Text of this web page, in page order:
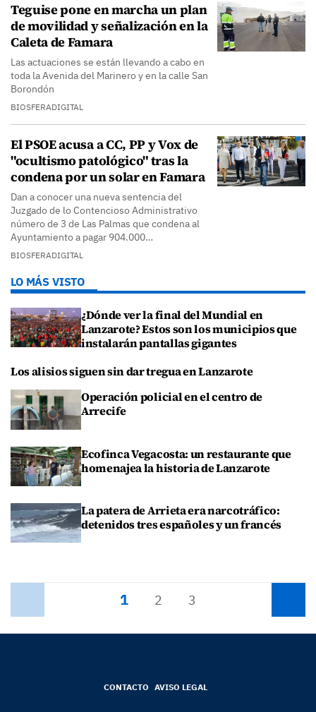
Teguise pone en marcha un plan
de movilidad y señalización en la
Caleta de Famara
Las actuaciones se están llevando a cabo en
toda la Avenida del Marinero y en la calle San
Borondón
BIOSFERADIGITAL
El PSOE acusa a CC, PP y Vox de
"ocultismo patológico" tras la
condena por un solar en Famara
Dan a conocer una nueva sentencia del
Juzgado de lo Contencioso Administrativo
número de 3 de Las Palmas que condena al
Ayuntamiento a pagar 904.000…
BIOSFERADIGITAL
LO MÁS VISTO
¿Dónde ver la final del Mundial en
Lanzarote? Estos son los municipios que
instalarán pantallas gigantes
Los alisios siguen sin dar tregua en Lanzarote
Operación policial en el centro de
Arrecife
Ecofinca Vegacosta: un restaurante que
homenajea la historia de Lanzarote
La patera de Arrieta era narcotráfico:
detenidos tres españoles y un francés
1 2 3
CONTACTO AVISO LEGAL